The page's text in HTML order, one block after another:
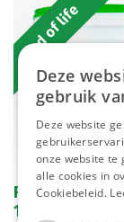
End of life
Frietsaus 35 %
10 L
Deze
gebruik
Deze website
onze website te
alle cookies in
Cookiebeleid.